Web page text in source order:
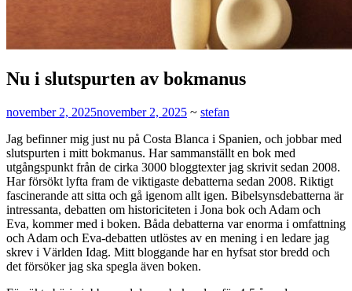
Nu i slutspurten av bokmanus
november 2, 2025november 2, 2025 ~ stefan
Jag befinner mig just nu på Costa Blanca i Spanien, och jobbar med
slutspurten i mitt bokmanus. Har sammanställt en bok med
utgångspunkt från de cirka 3000 bloggtexter jag skrivit sedan 2008.
Har försökt lyfta fram de viktigaste debatterna sedan 2008. Riktigt
fascinerande att sitta och gå igenom allt igen. Bibelsynsdebatterna är
intressanta, debatten om historiciteten i Jona bok och Adam och
Eva, kommer med i boken. Båda debatterna var enorma i omfattning
och Adam och Eva-debatten utlöstes av en mening i en ledare jag
skrev i Världen Idag. Mitt bloggande har en hyfsat stor bredd och
det försöker jag ska spegla även boken.